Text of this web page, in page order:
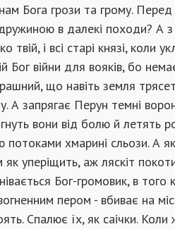
Бога грози та грому.
в далекі походи? А з
твій, і всі старі князі, коли
Бог війни для вояків, бо
що навіть земля
А запрягає Перун темні
вони від болю й летять
хмарині сльози. А
уперіщить, аж ляскіт
Бог-громовик, в
пером - вбиває на
Спалює їх, як саічки.